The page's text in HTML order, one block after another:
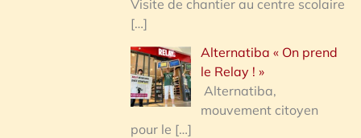
Visite de chantier au centre scolaire
[…]
Alternatiba « On prend
le Relay ! »
Alternatiba,
mouvement citoyen
pour le […]